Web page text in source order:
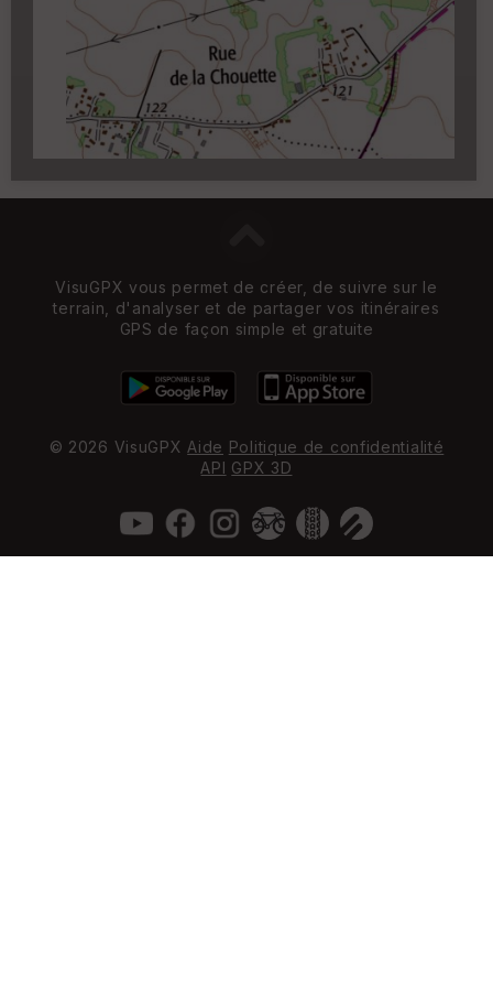
Carroyage UTM
(1km à partir du niveau de
zoom 14)
VisuGPX vous permet de créer, de suivre sur le
terrain, d'analyser et de partager vos itinéraires
GPS de façon simple et gratuite
© 2026 VisuGPX Aide Politique de confidentialité
API GPX 3D